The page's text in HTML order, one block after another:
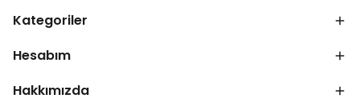
Kategoriler
Hesabım
Hakkımızda